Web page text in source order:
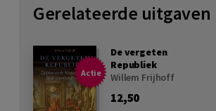
Gerelateerde uitgaven
Actie
De vergeten
Republiek
Willem Frijhoff
12,50